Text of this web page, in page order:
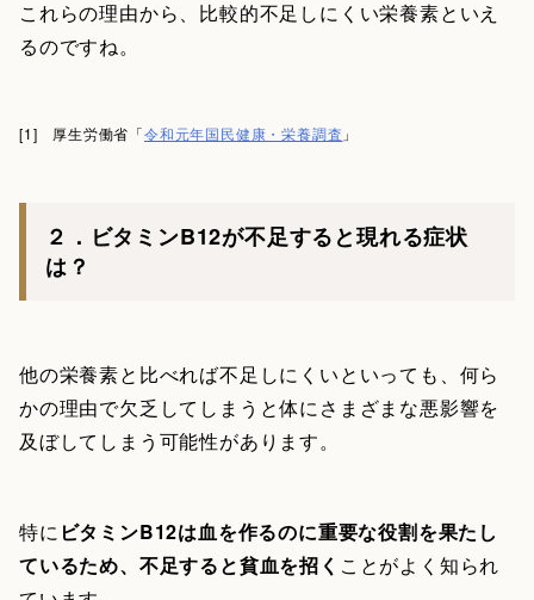
これらの理由から、比較的不足しにくい栄養素といえ
るのですね。
[1] 厚生労働省「令和元年国民健康・栄養調査 」
２．ビタミンB12が不足すると現れる症状
は？
他の栄養素と比べれば不足しにくいといっても、何ら
かの理由で欠乏してしまうと体にさまざまな悪影響を
及ぼしてしまう可能性があります。
特に ビタミンB12は血を作るのに重要な役割を果たし
ているため、不足すると貧血を招く ことがよく知られ